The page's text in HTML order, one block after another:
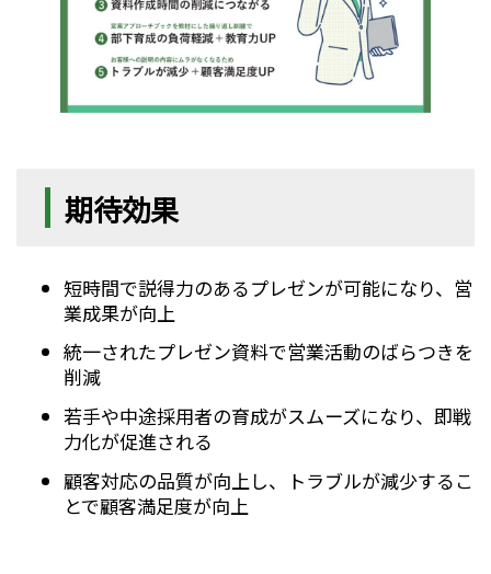
期待効果
短時間で説得力のあるプレゼンが可能になり、営
業成果が向上
統一されたプレゼン資料で営業活動のばらつきを
削減
若手や中途採用者の育成がスムーズになり、即戦
力化が促進される
顧客対応の品質が向上し、トラブルが減少するこ
とで顧客満足度が向上